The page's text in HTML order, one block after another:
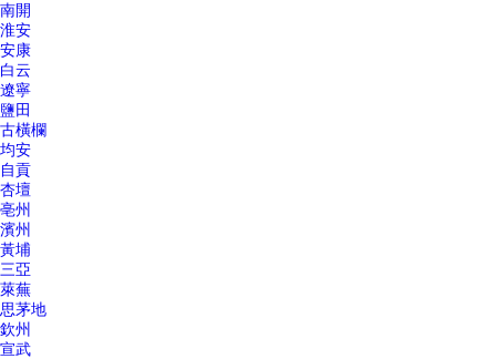
南開
淮安
安康
白云
遼寧
鹽田
古橫欄
均安
自貢
杏壇
亳州
濱州
黃埔
三亞
萊蕪
思茅地
欽州
宣武